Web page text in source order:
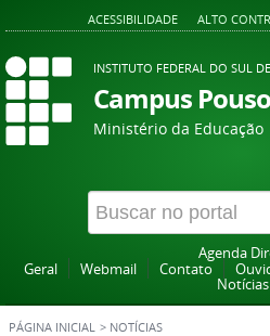
ACESSIBILIDADE ALTO
INSTITUTO FEDERAL DO SUL
Campus
Ministério da Educação
Agenda
Geral
Webmail Contato
Notícias
PÁGINA INICIAL > NOTÍCIAS